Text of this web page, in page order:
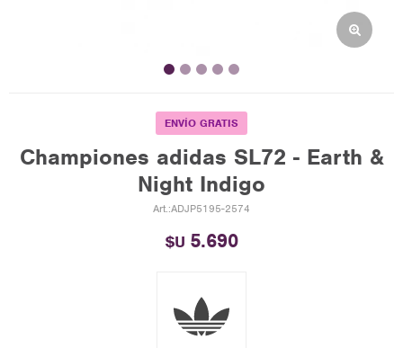
ENVÍO GRATIS
Championes adidas SL72 - Earth &
Night Indigo
ADJP5195-2574
$U 5.690